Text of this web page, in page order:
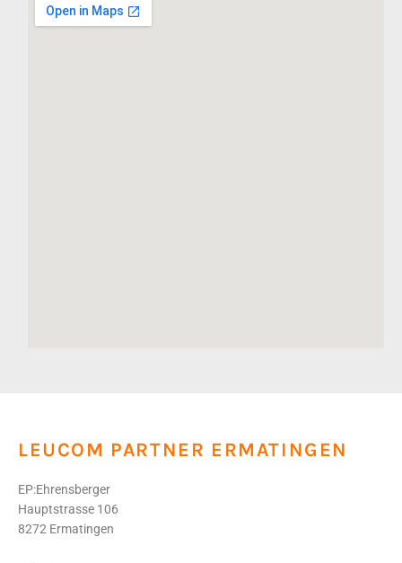
LEUCOM PARTNER ERMATINGEN
EP:Ehrensberger
Hauptstrasse 106
8272 Ermatingen